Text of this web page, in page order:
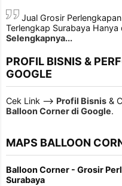
Jual Grosir
Terlengkap Surabaya
Selengkapnya...
PROFIL BISNIS &
GOOGLE
Cek Link --> Profil Bisnis &
Balloon Corner di Google.
MAPS BALLOON
Balloon Corner - Grosir
Surabaya